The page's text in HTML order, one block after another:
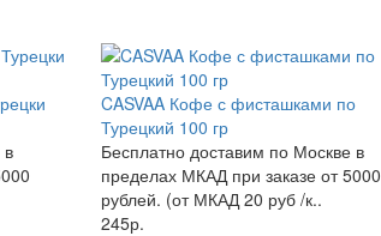
CASVAA Кофе с фисташками по
Турецкий 100 гр
Бесплатно доставим по Москве в
пределах МКАД при заказе от 5000
рублей. (от МКАД 20 руб /к..
245р.